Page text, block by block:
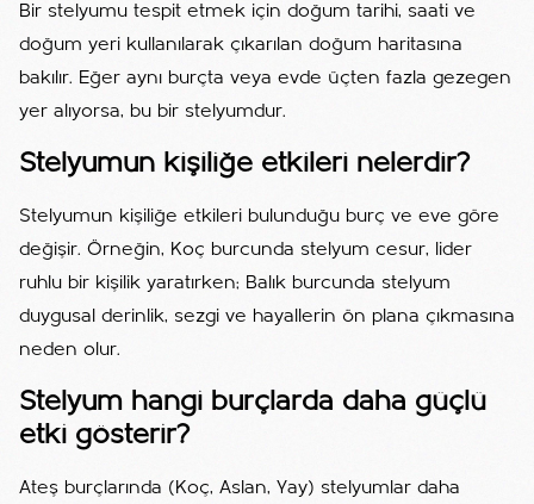
Bir stelyumu tespit etmek için doğum tarihi, saati ve
doğum yeri kullanılarak çıkarılan doğum haritasına
bakılır. Eğer aynı burçta veya evde üçten fazla gezegen
yer alıyorsa, bu bir stelyumdur.
Stelyumun kişiliğe etkileri nelerdir?
Stelyumun kişiliğe etkileri bulunduğu burç ve eve göre
değişir. Örneğin, Koç burcunda stelyum cesur, lider
ruhlu bir kişilik yaratırken; Balık burcunda stelyum
duygusal derinlik, sezgi ve hayallerin ön plana çıkmasına
neden olur.
Stelyum hangi burçlarda daha güçlü
etki gösterir?
Ateş burçlarında (Koç, Aslan, Yay) stelyumlar daha